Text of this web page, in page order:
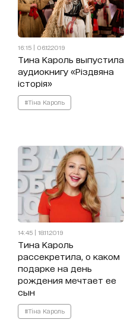
16:15 | 06.12.2019
Тина Кароль выпустила
аудиокнигу «Різдвяна
історія»
#Тіна Кароль
14:45 | 18.11.2019
Тина Кароль
рассекретила, о каком
подарке на день
рождения мечтает ее
сын
#Тіна Кароль